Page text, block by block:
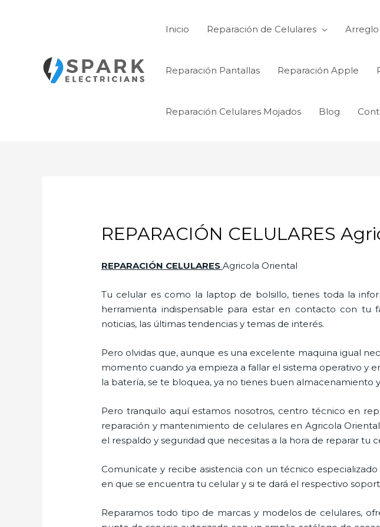
Inicio Reparación de Celulares
Reparación Pantallas Reparación Apple
Reparación Celulares Mojados Blog
REPARACIÓN CELULARES
REPARACIÓN CELULARESAgricola Oriental
Tu celular es como la laptop de bolsillo, tienes toda la
herramienta indispensable para estar en contacto con tu
noticias, las últimas tendencias y temas de interés.
Pero olvidas que, aunque es una excelente maquina igual
momento cuando ya empieza a fallar el sistema operativo y
la batería, se te bloquea, ya no tienes buen almacenamiento
Pero tranquilo aquí estamos nosotros, centro técnico en
reparación y mantenimiento de celulares en Agricola
el respaldo y seguridad que necesitas a la hora de reparar tu
Comunícate y recibe asistencia con un técnico
en que se encuentra tu celular y si te dará el respectivo
Reparamos todo tipo de marcas y modelos de celulares,